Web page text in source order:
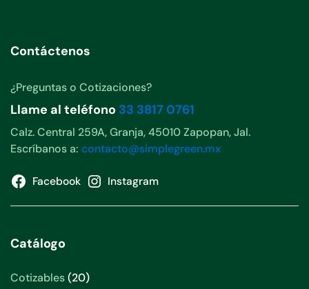
Contáctenos
¿Preguntas o Cotizaciones?
Llame al teléfono 33 3817 0761
Calz. Central 259A, Granja, 45010 Zapopan, Jal.
Escríbanos a: contacto@simplegreen.mx
Facebook Instagram
Catálogo
Cotizables 2020